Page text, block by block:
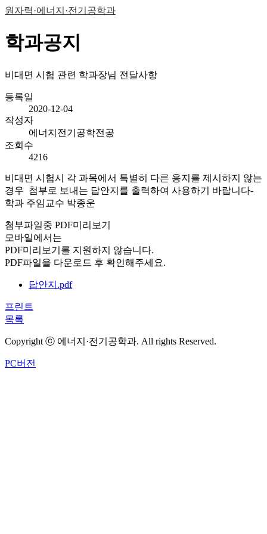
원자력·에너지·전기공학과
학과공지
비대면 시험 관련 학과장님 전달사항
등록일
2020-12-04
작성자
에너지전기공학전공
조회수
4216
비대면 시험시 각 과목에서 특별히 다른 용지를 제시하지 않는
경우 첨부로 보내는 답안지를 출력하여 사용하기 바랍니다-
학과 주임교수 박종운
첨부파일중 PDF미리보기
모바일에서는
PDF미리보기를 지원하지 않습니다.
PDF파일을 다운로드 후 확인해주세요.
답안지.pdf
프린트
목록
Copyright ⓒ 에너지·전기공학과. All rights Reserved.
PC버전